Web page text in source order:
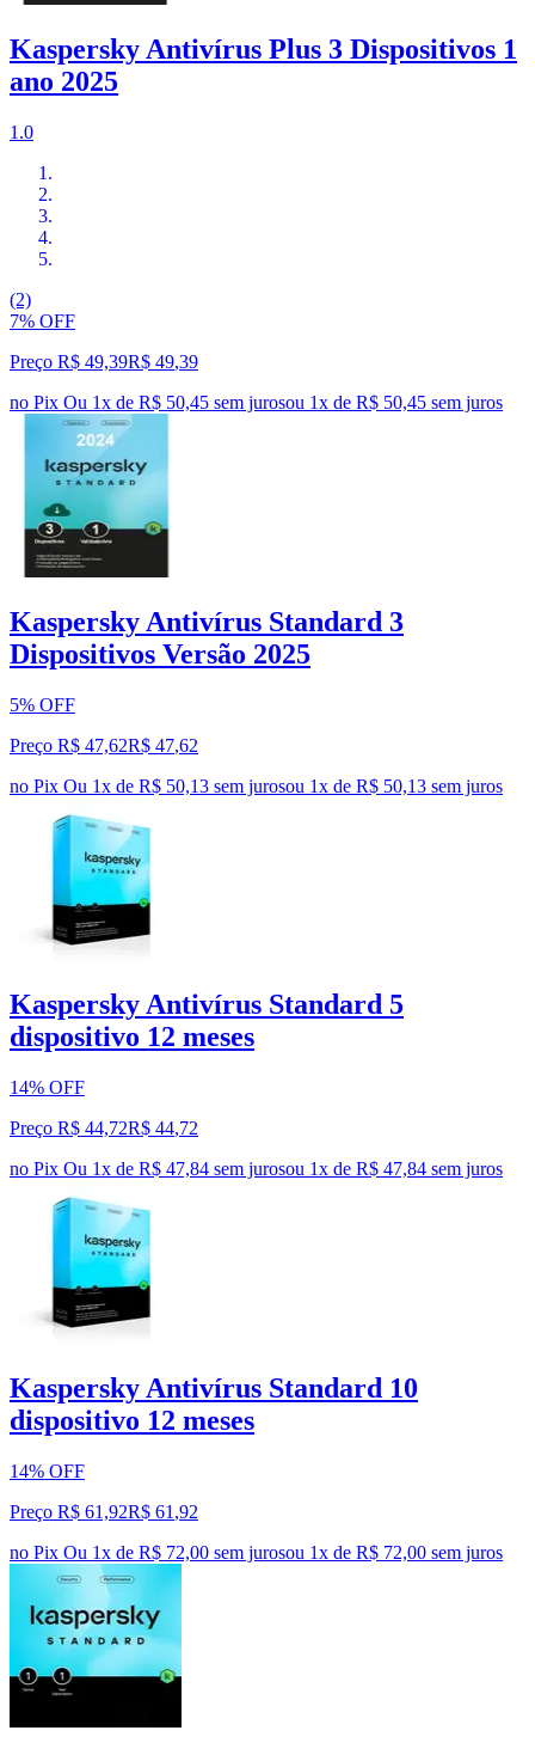
Kaspersky Antivírus Plus 3 Dispositivos 1
ano 2025
1.0
(2)
7% OFF
Preço R$ 49,39R$ 49,39
no Pix Ou 1x de R$ 50,45 sem jurosou 1x de R$ 50,45 sem juros
Kaspersky Antivírus Standard 3
Dispositivos Versão 2025
5% OFF
Preço R$ 47,62R$ 47,62
no Pix Ou 1x de R$ 50,13 sem jurosou 1x de R$ 50,13 sem juros
Kaspersky Antivírus Standard 5
dispositivo 12 meses
14% OFF
Preço R$ 44,72R$ 44,72
no Pix Ou 1x de R$ 47,84 sem jurosou 1x de R$ 47,84 sem juros
Kaspersky Antivírus Standard 10
dispositivo 12 meses
14% OFF
Preço R$ 61,92R$ 61 ,92
no Pix Ou 1x de R$ 72,00 sem jurosou 1x de R$ 72,00 sem juros